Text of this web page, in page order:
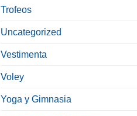
Trofeos
Uncategorized
Vestimenta
Voley
Yoga y Gimnasia